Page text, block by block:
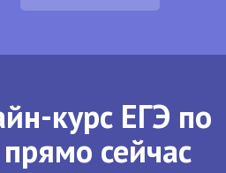
курс ЕГЭ по
сейчас